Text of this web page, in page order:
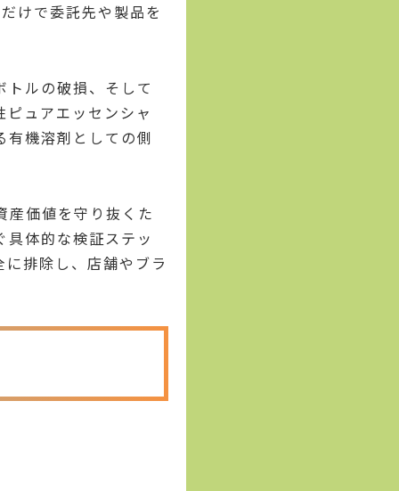
けで委託先や製品を
ルの破損、そして
ュアエッセンシャ
機溶剤としての側
産価値を守り抜くた
体的な検証ステッ
排除し、店舗やブラ